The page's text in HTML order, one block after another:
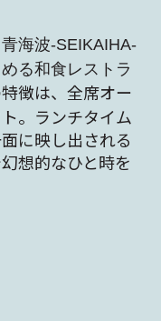
海波-SEIKAIHA-
る和食レストラ
徴は、全席オー
。ランチタイム
に映し出される
想的なひと時を